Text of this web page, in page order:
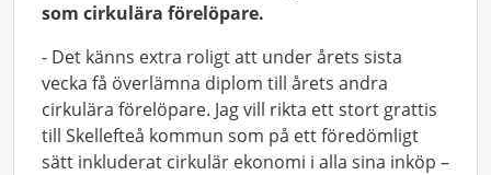
som cirkulära förelöpare.
- Det känns extra roligt att under årets sista
vecka få överlämna diplom till årets andra
cirkulära förelöpare. Jag vill rikta ett stort grattis
till Skellefteå kommun som på ett föredömligt
sätt inkluderat cirkulär ekonomi i alla sina inköp –